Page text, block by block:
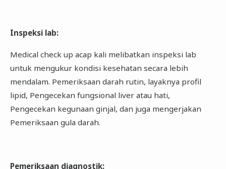
Inspeksi lab:
Medical check up acap kali melibatkan inspeksi lab
untuk mengukur kondisi kesehatan secara lebih
mendalam. Pemeriksaan darah rutin, layaknya profil
lipid, Pengecekan fungsional liver atau hati,
Pengecekan kegunaan ginjal, dan juga mengerjakan
Pemeriksaan gula darah.
Pemeriksaan diagnostik: